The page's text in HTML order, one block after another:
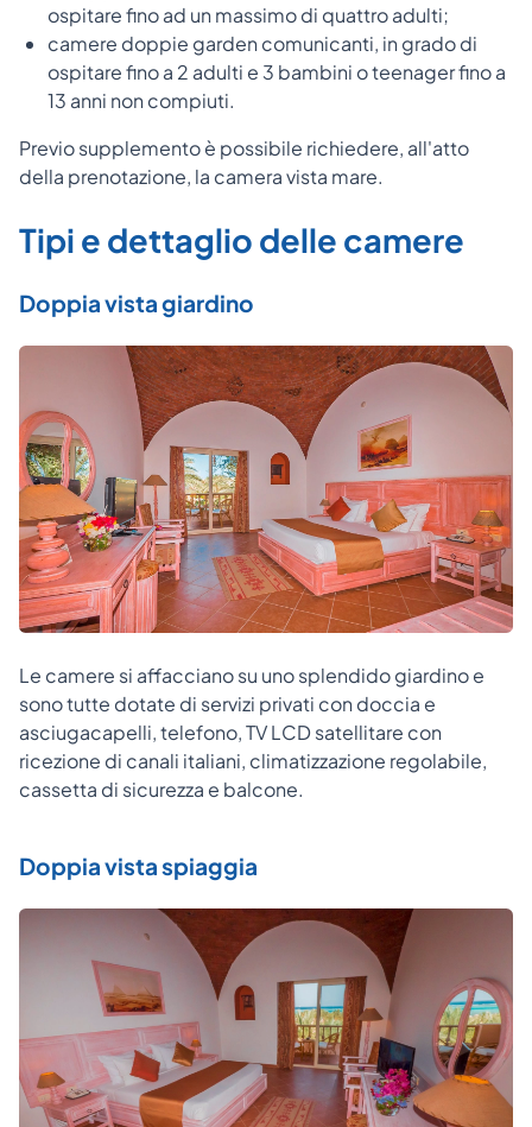
ospitare fino ad un massimo di quattro adulti;
camere doppie garden comunicanti, in grado di
ospitare fino a 2 adulti e 3 bambini o teenager fino a
13 anni non compiuti.
Previo supplemento è possibile richiedere, all'atto
della prenotazione, la camera vista mare.
Tipi e dettaglio delle camere
Doppia vista giardino
Le camere si affacciano su uno splendido giardino e
sono tutte dotate di servizi privati con doccia e
asciugacapelli, telefono, TV LCD satellitare con
ricezione di canali italiani, climatizzazione regolabile,
cassetta di sicurezza e balcone.
Doppia vista spiaggia